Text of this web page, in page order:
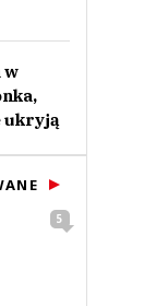
w
ukryją
5